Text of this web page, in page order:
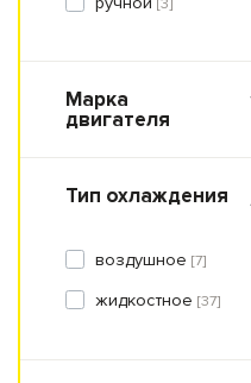
[3]
Марка
двигателя
Тип охлаждения
воздушное [7]
жидкостное [37]